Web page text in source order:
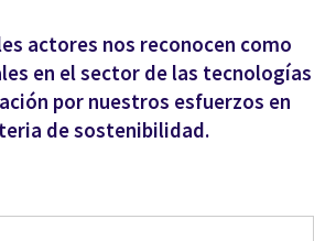
actores nos reconocen como
en el sector de las tecnologías
por nuestros esfuerzos en
de sostenibilidad.